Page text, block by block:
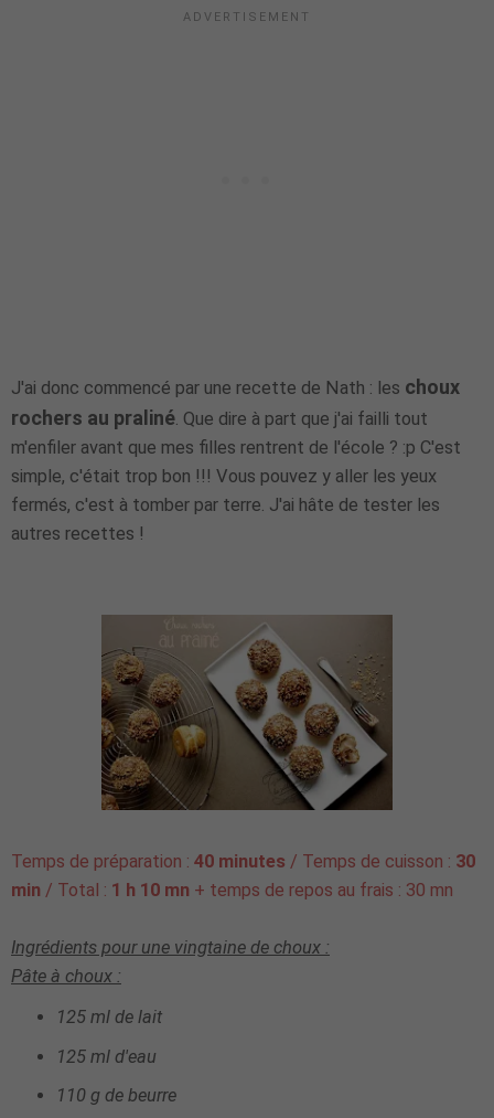
J'ai donc commencé par une recette de Nath : les choux
rochers au praliné. Que dire à part que j'ai failli tout
m'enfiler avant que mes filles rentrent de l'école ? :p C'est
simple, c'était trop bon !!! Vous pouvez y aller les yeux
fermés, c'est à tomber par terre. J'ai hâte de tester les
autres recettes !
Temps de préparation : 40 minutes / Temps de cuisson : 30
min / Total : 1 h 10 mn + temps de repos au frais : 30 mn
Ingrédients pour une vingtaine de choux :
Pâte à choux :
125 ml de lait
125 ml d'eau
110 g de beurre